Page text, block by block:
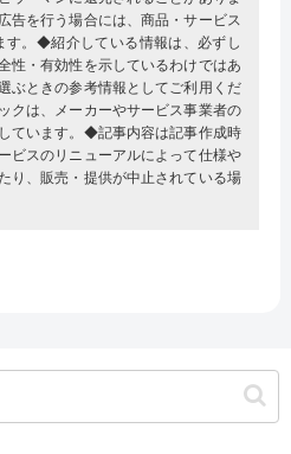
告を行う場合には、商品・サービス
す。◆紹介している情報は、必ずし
性・有効性を示しているわけではあ
ぶときの参考情報としてご利用くだ
クは、メーカーやサービス事業者の
ています。◆記事内容は記事作成時
ビスのリニューアルによって仕様や
り、販売・提供が中止されている場